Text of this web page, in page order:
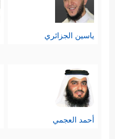
ياسين الجزائري
أحمد العجمي